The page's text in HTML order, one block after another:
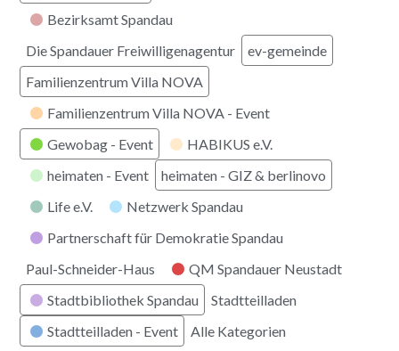
Bezirksamt Spandau
Die Spandauer Freiwilligenagentur
ev-gemeinde
Familienzentrum Villa NOVA
Familienzentrum Villa NOVA - Event
Gewobag - Event
HABIKUS e.V.
heimaten - Event
heimaten - GIZ & berlinovo
Life e.V.
Netzwerk Spandau
Partnerschaft für Demokratie Spandau
Paul-Schneider-Haus
QM Spandauer Neustadt
Stadtbibliothek Spandau
Stadtteilladen
Stadtteilladen - Event
Alle Kategorien